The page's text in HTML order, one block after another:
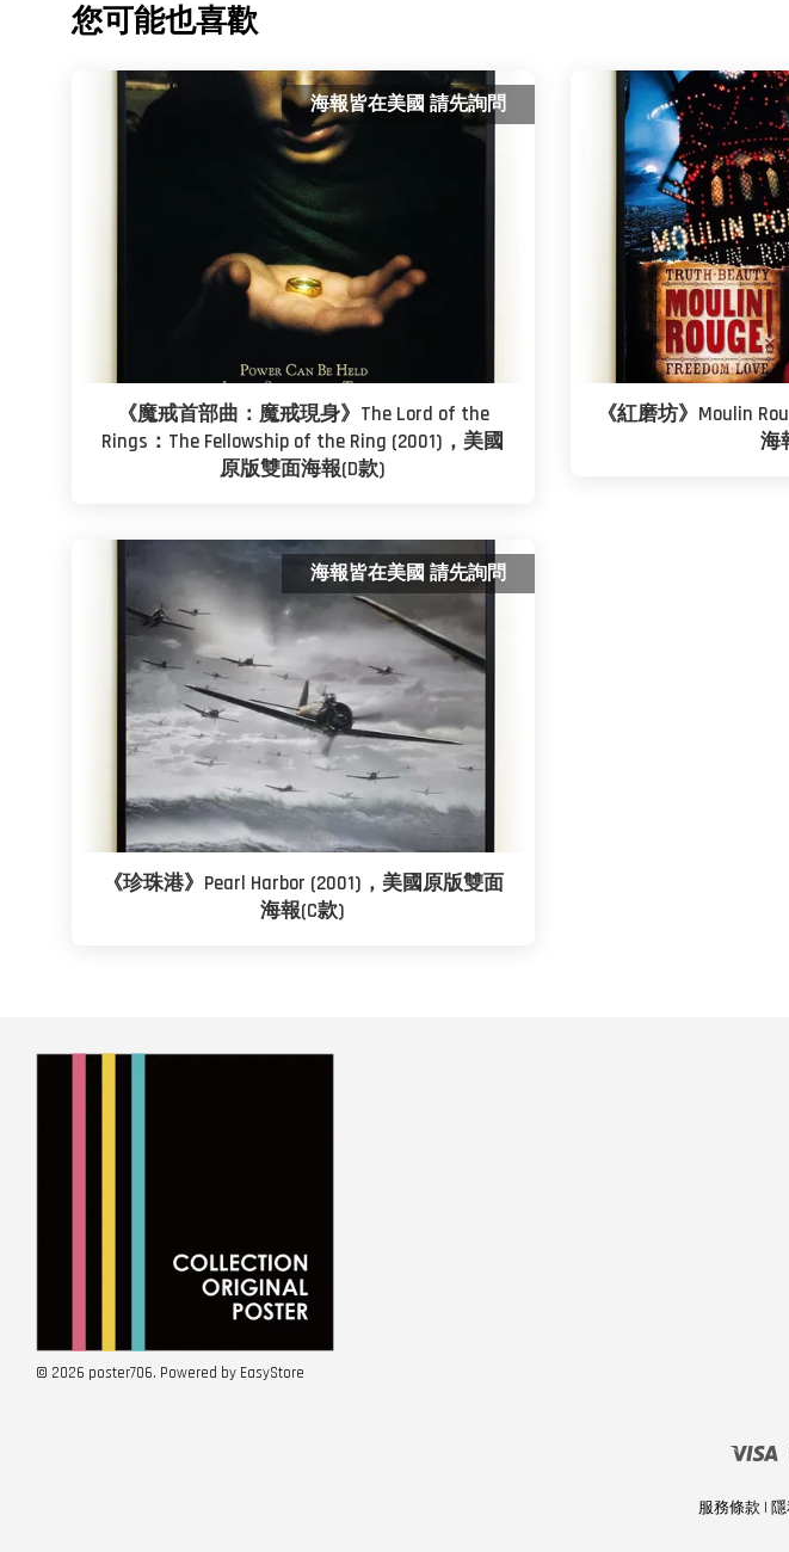
您可能也喜歡
海報皆在美國 請先詢問
《魔戒首部曲：魔戒現身》The Lord of the
Rings：The Fellowship of the Ring (2001)，美國
原版雙面海報(D款)
《紅磨坊》Moulin
海
海報皆在美國 請先詢問
《珍珠港》Pearl Harbor (2001)，美國原版雙面
海報(C款)
© 2026 poster706. Powered by EasyStore
服務條款 |